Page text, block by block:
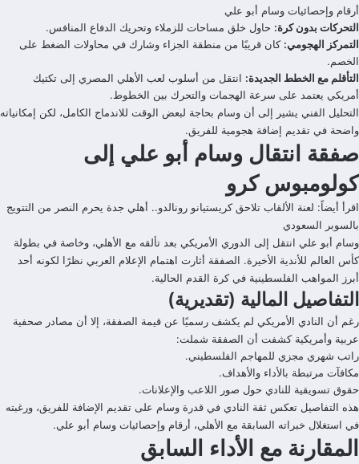
أرقام وإحصائيات وسام أبو علي
التحركات بدون كرة: حاول خلق مساحات للزملاء وتحريك الدفاع المنافس.
التمركز الهجومي: كان قريبًا من منطقة الجزاء وشارك في محاولات الضغط على
الخصم.
التأقلم مع الخطط الجديدة: انتقل من أسلوب لعب الأهلي المصري إلى تكتيك
أمريكي يعتمد على سرعة الهجمات والتحرك بين الخطوط.
التحليل الفني يشير إلى أن وسام بحاجة لبعض الوقت للاندماج الكامل، لكن إمكانياته
واضحة في تقديم إضافة هجومية للفريق.
صفقة انتقال وسام أبو علي إلى
كولومبوس كرو
اقرأ أيضاً: لعنة الألقاب تلاحق كريستيانو رونالدو.. أهلي جدة يحرم النصر من التتويج
بالسوبر السعودي
وسام أبو علي انتقل إلى الدوري الأمريكي بعد تألقه مع الأهلي، وخاصة في بطولة
كأس العالم للأندية الأخيرة. الصفقة أثارت اهتمام الإعلام العربي نظرًا لكونه أحد
أبرز المواهب الفلسطينية في كرة القدم الحالية.
التفاصيل المالية (تقديرية)
رغم أن النادي الأمريكي لم يكشف رسميًا عن قيمة الصفقة، إلا أن مصادر صحفية
عربية وأمريكية كشفت أن الصفقة شملت:
راتب شهري مجزي للمهاجم الفلسطيني.
مكافآت مرتبطة بالأداء والأهداف.
حقوق تسويقية للنادي حول صور اللاعب والإعلانات.
هذه التفاصيل تعكس ثقة النادي في قدرة وسام على تقديم الإضافة للفريق، ورغبته
في استغلال خبراته السابقة مع الأهلي، أرقام وإحصائيات وسام أبو علي.
المقارنة مع الأداء السابق